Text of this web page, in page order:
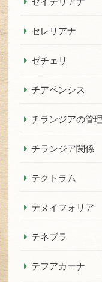
セレリアナ
ゼチェリ
チアペンシス
チランジアの管理
チランジア関係
テクトラム
テヌイフォリア
テネブラ
テフアカーナ